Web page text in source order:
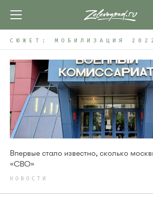
СЮЖЕТ: МОБИЛИЗАЦИЯ
Впервые стало известно, сколько
«СВО»
НОВОСТИ